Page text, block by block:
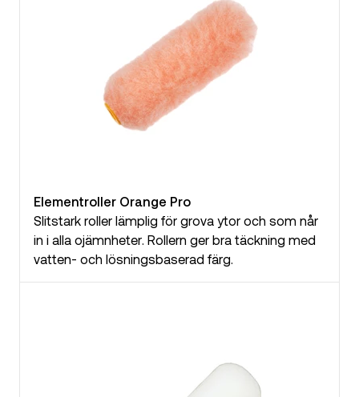
Elementroller Orange Pro
Slitstark roller lämplig för grova ytor och som når
in i alla ojämnheter. Rollern ger bra täckning med
vatten- och lösningsbaserad färg.